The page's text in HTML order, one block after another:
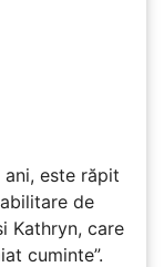
este răpit
de
Kathryn, care
cuminte”.